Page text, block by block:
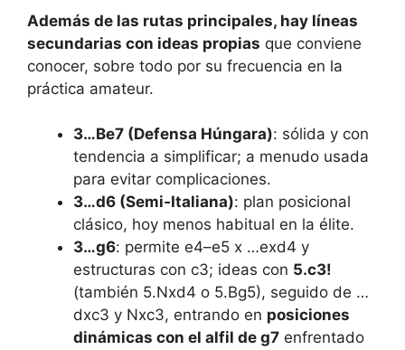
Además de las rutas principales, hay líneas
secundarias con ideas propias que conviene
conocer, sobre todo por su frecuencia en la
práctica amateur.
3…Be7 (Defensa Húngara): sólida y con
tendencia a simplificar; a menudo usada
para evitar complicaciones.
3…d6 (Semi‑Italiana): plan posicional
clásico, hoy menos habitual en la élite.
3…g6: permite e4–e5 x …exd4 y
estructuras con c3; ideas con 5.c3!
(también 5.Nxd4 o 5.Bg5), seguido de …
dxc3 y Nxc3, entrando en posiciones
dinámicas con el alfil de g7 enfrentado